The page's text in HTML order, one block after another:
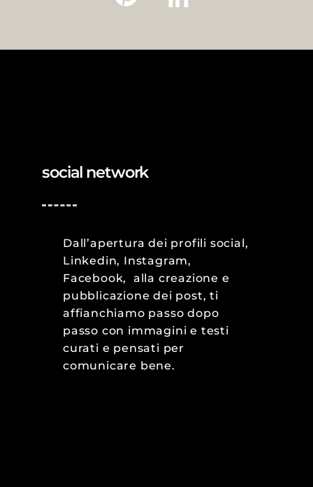
social network
Dall’apertura dei profili social,
Linkedin, Instagram,
Facebook, alla creazione e
pubblicazione dei post, ti
affianchiamo passo dopo
passo con immagini e testi
curati e pensati per
comunicare bene.